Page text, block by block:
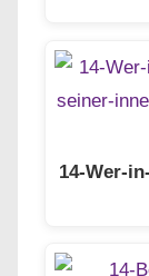
14-Wer-